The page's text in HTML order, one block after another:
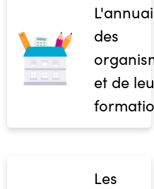
des
et de
Les